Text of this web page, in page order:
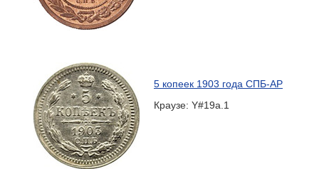
5 копеек 1903 года СПБ-АР
Краузе: Y#19a.1